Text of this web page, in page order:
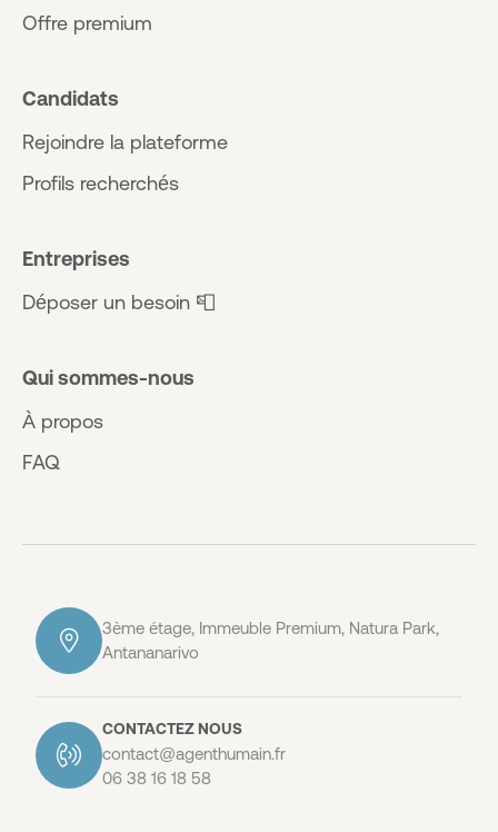
Offre premium
Candidats
Rejoindre la plateforme
Profils recherchés
Entreprises
Déposer un besoin 📮
Qui sommes-nous
À propos
FAQ
3ème étage, Immeuble Premium, Natura Park,
Antananarivo
CONTACTEZ NOUS
contact@agenthumain.fr
06 38 16 18 58